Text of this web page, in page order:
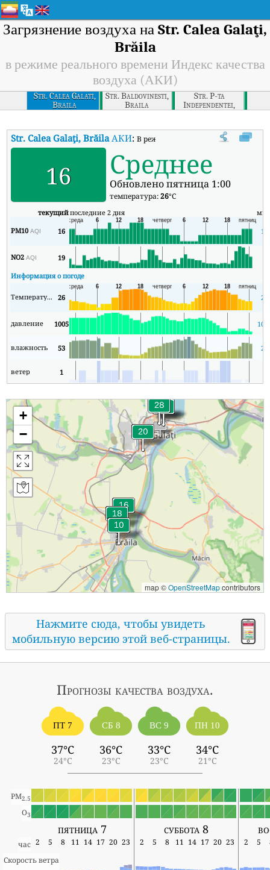
Загрязнение воздуха на Str. Calea Galaţi,
Brăila
в режиме реального времени Индекс качества
воздуха (АКИ)
Str. Calea Galati,
Braila
Str. Baldovinesti,
Braila
Str. P-ta
Independentei,
Braila
Str. Calea Galaţi, BrăilaАКИ:В режиме реального времени
16 Среднее
Обновлено пятница 1:00
температура:26°C
текущийпоследние 2 дня
PM10AQI 16 14
NO2AQI 19
Информация о погоде
Температура 26 20
давление 1005
влажность 53 25
ветер 1
+
−
map ©OpenStreetMapcontributors
Нажмите сюда, чтобы увидеть
мобильную версию этой веб-страницы.
Прогнозы качества воздуха.
ПТ 7
37°C
24°C
СБ 8
36°C
23°C
ВС 9
33°C
23°C
ПН 10
34°C
21°C
PM2.5
O3
пятница 7 суббота 8
час 2 5 8 11 14 17 20 23 2 5 8 11 14 17 20 23 2 5
Скорость ветра